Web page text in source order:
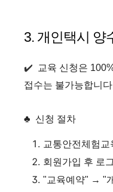
3. 개인택시 양
✔️ 교육 신청은
접수는 불가능합니
♣ 신청 절차
교통안전체험
회원가입 후 로
"교육예약" → "